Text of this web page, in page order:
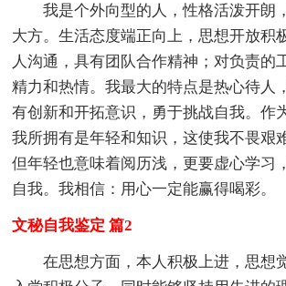
我是个外向型的人，性格活泼开朗
大方。生活态度端正向上，思想开放积
人沟通，具有团队合作精神；对负责的
精力和热情。我最大的特点是热心待人
有创新和开拓意识，勇于挑战自我。作
我所拥有是年轻和知识，这使我不畏艰
但年轻也意味着阅历浅，更要虚心学习
自我。我相信：用心一定能赢得喝彩。
文秘自我鉴定 篇2
在思想方面，本人积极上进，思想